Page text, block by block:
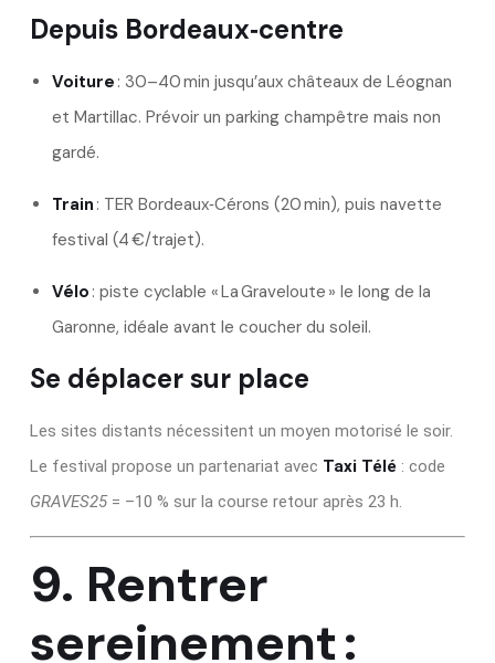
Depuis Bordeaux‑centre
Voiture : 30–40 min jusqu’aux châteaux de Léognan
et Martillac. Prévoir un parking champêtre mais non
gardé.
Train : TER Bordeaux‑Cérons (20 min), puis navette
festival (4 €/trajet).
Vélo : piste cyclable « La Graveloute » le long de la
Garonne, idéale avant le coucher du soleil.
Se déplacer sur place
Les sites distants nécessitent un moyen motorisé le soir.
Le festival propose un partenariat avec Taxi Télé : code
GRAVES25= –10 % sur la course retour après 23 h.
9. Rentrer
sereinement :